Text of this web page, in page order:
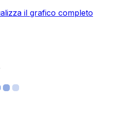
il grafico completo